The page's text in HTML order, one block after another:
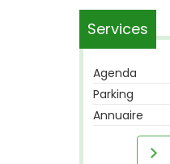
Services
Agenda
Parking
Annuaire